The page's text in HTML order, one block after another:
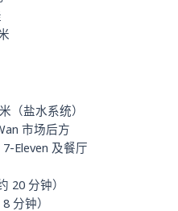
（盐水系统）
市场后方
Eleven 及餐厅
20 分钟）
分钟）